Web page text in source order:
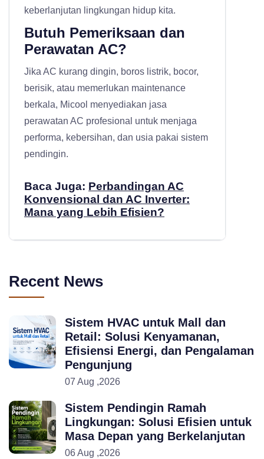
keberlanjutan lingkungan hidup kita.
Butuh Pemeriksaan dan
Perawatan AC?
Jika AC kurang dingin, boros listrik, bocor,
berisik, atau memerlukan maintenance
berkala, Micool menyediakan jasa
perawatan AC profesional untuk menjaga
performa, kebersihan, dan usia pakai sistem
pendingin.
Baca Juga: Perbandingan AC
Konvensional dan AC Inverter:
Mana yang Lebih Efisien?
Recent News
Sistem HVAC untuk Mall dan
Retail: Solusi Kenyamanan,
Efisiensi Energi, dan Pengalaman
Pengunjung
07 Aug ,2026
Sistem Pendingin Ramah
Lingkungan: Solusi Efisien untuk
Masa Depan yang Berkelanjutan
06 Aug ,2026